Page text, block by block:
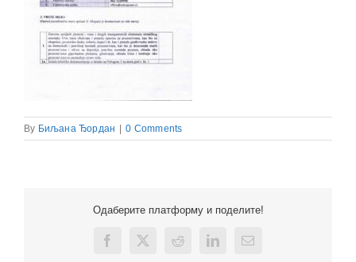
By Биљана Ђордан 0 Comments
Одаберите платформу и поделите!
Facebook
X Reddit LinkedInEmail